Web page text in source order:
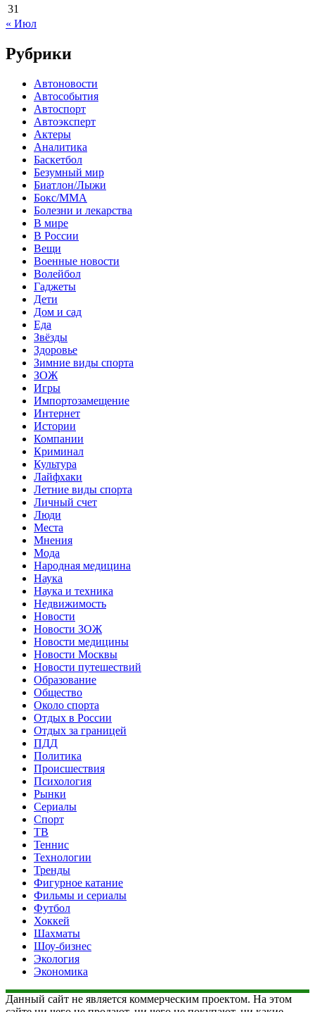
31
« Июл
Рубрики
Автоновости
Автособытия
Автоспорт
Автоэксперт
Актеры
Аналитика
Баскетбол
Безумный мир
Биатлон/Лыжи
Бокс/MMA
Болезни и лекарства
В мире
В России
Вещи
Военные новости
Волейбол
Гаджеты
Дети
Дом и сад
Еда
Звёзды
Здоровье
Зимние виды спорта
ЗОЖ
Игры
Импортозамещение
Интернет
Истории
Компании
Криминал
Культура
Лайфхаки
Летние виды спорта
Личный счет
Люди
Места
Мнения
Мода
Народная медицина
Наука
Наука и техника
Недвижимость
Новости
Новости ЗОЖ
Новости медицины
Новости Москвы
Новости путешествий
Образование
Общество
Около спорта
Отдых в России
Отдых за границей
ПДД
Политика
Происшествия
Психология
Рынки
Сериалы
Спорт
ТВ
Теннис
Технологии
Тренды
Фигурное катание
Фильмы и сериалы
Футбол
Хоккей
Шахматы
Шоу-бизнес
Экология
Экономика
Данный сайт не является коммерческим проектом. На этом